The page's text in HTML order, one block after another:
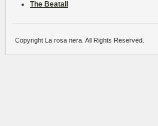
The Beatall
Copyright La rosa nera. All Rights Reserved.